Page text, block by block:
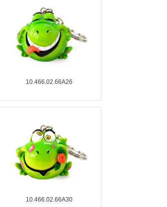
10.466.02.66A26
10.466.02.66A30